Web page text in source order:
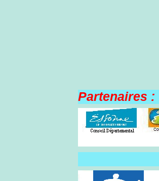
Partenaires :